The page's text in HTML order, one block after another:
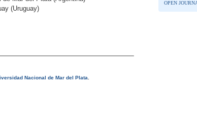
OPEN
(Uruguay)
Nacional de Mar del Plata